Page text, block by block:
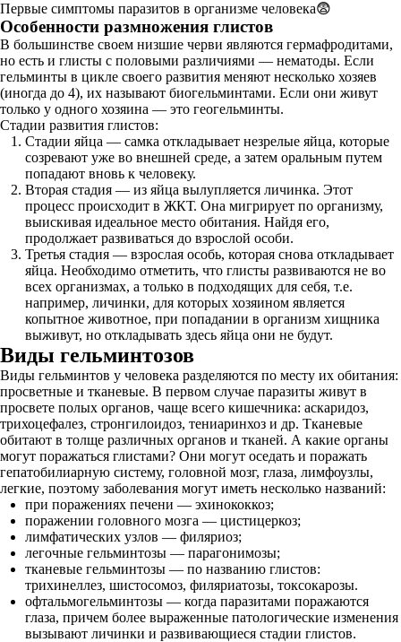
Первые симптомы паразитов в организме человека😨
Особенности размножения глистов
В большинстве своем низшие черви являются гермафродитами,
но есть и глисты с половыми различиями — нематоды. Если
гельминты в цикле своего развития меняют несколько хозяев
(иногда до 4), их называют биогельминтами. Если они живут
только у одного хозяина — это геогельминты.
Стадии развития глистов:
Стадии яйца — самка откладывает незрелые яйца, которые
созревают уже во внешней среде, а затем оральным путем
попадают вновь к человеку.
Вторая стадия — из яйца вылупляется личинка. Этот
процесс происходит в ЖКТ. Она мигрирует по организму,
выискивая идеальное место обитания. Найдя его,
продолжает развиваться до взрослой особи.
Третья стадия — взрослая особь, которая снова откладывает
яйца. Необходимо отметить, что глисты развиваются не во
всех организмах, а только в подходящих для себя, т.е.
например, личинки, для которых хозяином является
копытное животное, при попадании в организм хищника
выживут, но откладывать здесь яйца они не будут.
Виды гельминтозов
Виды гельминтов у человека разделяются по месту их обитания:
просветные и тканевые. В первом случае паразиты живут в
просвете полых органов, чаще всего кишечника: аскаридоз,
трихоцефалез, стронгилоидоз, тениаринхоз и др. Тканевые
обитают в толще различных органов и тканей. А какие органы
могут поражаться глистами? Они могут оседать и поражать
гепатобилиарную систему, головной мозг, глаза, лимфоузлы,
легкие, поэтому заболевания могут иметь несколько названий:
при поражениях печени — эхинококкоз;
поражении головного мозга — цистицеркоз;
лимфатических узлов — филяриоз;
легочные гельминтозы — парагонимозы;
тканевые гельминтозы — по названию глистов:
трихинеллез, шистосомоз, филяриатозы, токсокарозы.
офтальмогельминтозы — когда паразитами поражаются
глаза, причем более выраженные патологические изменения
вызывают личинки и развивающиеся стадии глистов.